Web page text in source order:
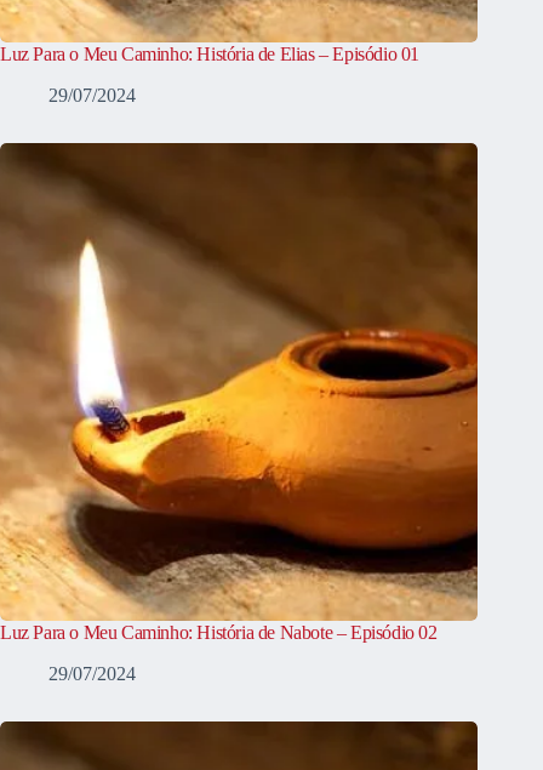
Luz Para o Meu Caminho: História de Elias – Episódio 01
29/07/2024
Luz Para o Meu Caminho: História de Nabote – Episódio 02
29/07/2024